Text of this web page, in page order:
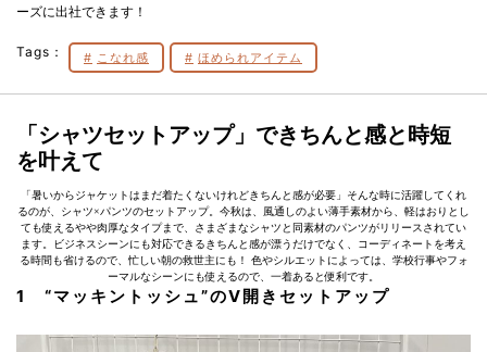
ーズに出社できます！
Tags： こなれ感 ほめられアイテム
「シャツセットアップ」できちんと感と時短
を叶えて
「暑いからジャケットはまだ着たくないけれどきちんと感が必要」そんな時に活躍してくれ
るのが、シャツ×パンツのセットアップ。今秋は、風通しのよい薄手素材から、軽はおりとし
ても使えるやや肉厚なタイプまで、さまざまなシャツと同素材のパンツがリリースされてい
ます。ビジネスシーンにも対応できるきちんと感が漂うだけでなく、コーディネートを考え
る時間も省けるので、忙しい朝の救世主にも！ 色やシルエットによっては、学校行事やフォ
ーマルなシーンにも使えるので、一着あると便利です。
1 “マッキントッシュ”のV開きセットアップ